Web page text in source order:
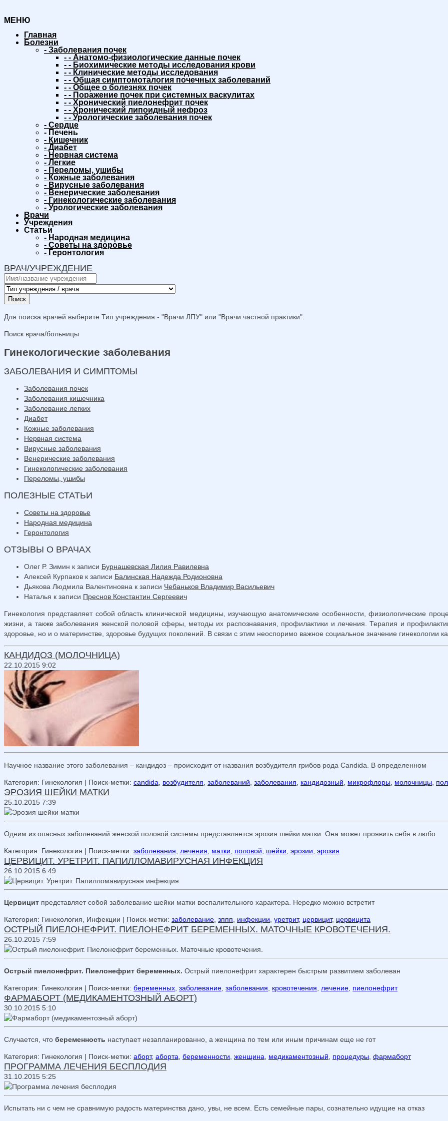
МЕНЮ
Главная
Болезни
- Заболевания почек
- - Анатомо-физиологические данные почек
- - Биохимические методы исследования крови
- - Клинические методы исследования
- - Общая симптомоталогия почечных заболеваний
- - Общее о болезнях почек
- - Поражение почек при системных васкулитах
- - Хронический пиелонефрит почек
- - Хронический липоидный нефроз
- - Урологические заболевания почек
- Сердце
- Печень
- Кишечник
- Диабет
- Нервная система
- Легкие
- Переломы, ушибы
- Кожные заболевания
- Вирусные заболевания
- Венерические заболевания
- Гинекологические заболевания
- Урологические заболевания
Врачи
Учреждения
Статьи
- Народная медицина
- Советы на здоровье
- Геронтология
ВРАЧ/УЧРЕЖДЕНИЕ
Поиск
Для поиска врачей выберите Тип учреждения - "Врачи ЛПУ" или "Врачи частной практики".
Поиск врача/больницы
Гинекологические заболевания
ЗАБОЛЕВАНИЯ И СИМПТОМЫ
Заболевания почек
Заболевания кишечника
Заболевание легких
Диабет
Кожные заболевания
Нервная система
Вирусные заболевания
Венерические заболевания
Гинекологические заболевания
Переломы, ушибы
ПОЛЕЗНЫЕ СТАТЬИ
Советы на здоровье
Народная медицина
Геронтология
ОТЗЫВЫ О ВРАЧАХ
Олег Р. Зимин к записи Бурнашевская Лилия Равилевна
Алексей Курпаков к записи Балинская Надежда Родионовна
Дьякова Людмила Валентиновна к записи Чебаньков Владимир Васильевич
Наталья к записи Преснов Константин Сергеевич
Гинекология представляет собой область клинической медицины, изучающую анатомические особенности, физиологические
жизни, а также заболевания женской половой сферы, методы их распознавания, профилактики и лечения. Терапия и
здоровье, но и о материнстве, здоровье будущих поколений. В связи с этим неоспоримо важное социальное значение гинекологии
КАНДИДОЗ (МОЛОЧНИЦА)
22.10.2015 9:02
Научное название этого заболевания – кандидоз – происходит от названия возбудителя грибов рода Candida. В определенном
Категория: Гинекология | Поиск-метки: candida возбудителя заболеваний заболевания кандидозный микрофлоры молочницы
ЭРОЗИЯ ШЕЙКИ МАТКИ
25.10.2015 7:39
Одним из опасных заболеваний женской половой системы представляется эрозия шейки матки. Она может проявить себя в любо
Категория: Гинекология | Поиск-метки: заболевания лечения матки половой шейки эрозии эрозия
ЦЕРВИЦИТ. УРЕТРИТ. ПАПИЛЛОМАВИРУСНАЯ ИНФЕКЦИЯ
26.10.2015 6:49
Цервицит представляет собой заболевание шейки матки воспалительного характера. Нередко можно встретит
Категория: Гинекология, Инфекции | Поиск-метки: заболевание зппп инфекции уретрит, цервицит, цервицита
ОСТРЫЙ ПИЕЛОНЕФРИТ. ПИЕЛОНЕФРИТ БЕРЕМЕННЫХ. МАТОЧНЫЕ КРОВОТЕЧЕНИЯ.
26.10.2015 7:59
Острый пиелонефрит. Пиелонефрит беременных. Острый пиелонефрит характерен быстрым развитием заболеван
Категория: Гинекология | Поиск-метки: беременных заболевание заболевания кровотечения лечение пиелонефрит
ФАРМАБОРТ (МЕДИКАМЕНТОЗНЫЙ АБОРТ)
30.10.2015 5:10
Случается, что беременность наступает незапланированно, а женщина по тем или иным причинам еще не гот
Категория: Гинекология | Поиск-метки: аборт, аборта беременности женщина медикаментозный процедуры фармаборт
ПРОГРАММА ЛЕЧЕНИЯ БЕСПЛОДИЯ
31.10.2015 5:25
Испытать ни с чем не сравнимую радость материнства дано, увы, не всем. Есть семейные пары, сознательно идущие на отказ